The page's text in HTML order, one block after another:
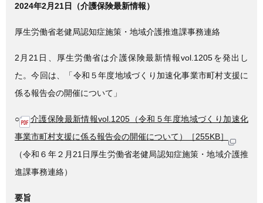
c
e
b
o
o
tt
er
e
2024年2月21日（介護保険最新情報）
厚生労働省老健局認知症施策・地域介護推進課事務連絡
2月21日、厚生労働省は介護保険最新情報vol.1205を発出し
た。今回は、「令和５年度地域づくり加速化事業市町村支援に
係る報告会の開催について」
○
介護保険最新情報vol.1205（令和５年度地域づくり加速化
事業市町村支援に係る報告会の開催について）［255KB］
（令和６年２月21日厚生労働省老健局認知症施策・地域介護推
進課事務連絡）
要旨